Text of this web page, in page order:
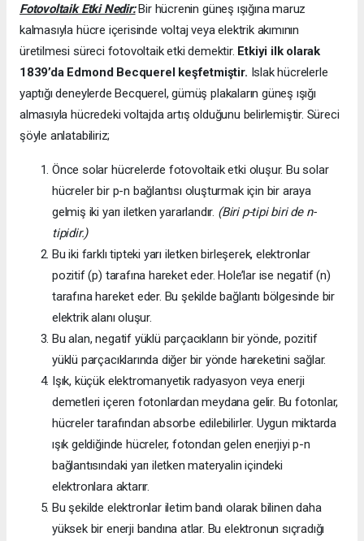
Fotovoltaik Etki Nedir:Bir hücrenin güneş ışığına maruz
kalmasıyla hücre içerisinde voltaj veya elektrik akımının
üretilmesi süreci fotovoltaik etki demektir. Etkiyi ilk olarak
1839’da Edmond Becquerel keşfetmiştir. Islak hücrelerle
yaptığı deneylerde Becquerel, gümüş plakaların güneş ışığı
almasıyla hücredeki voltajda artış olduğunu belirlemiştir. Süreci
şöyle anlatabiliriz;
Önce solar hücrelerde fotovoltaik etki oluşur. Bu solar
hücreler bir p-n bağlantısı oluşturmak için bir araya
gelmiş iki yarı iletken yararlandır. (Biri p-tipi biri de n-
tipidir.)
Bu iki farklı tipteki yarı iletken birleşerek, elektronlar
pozitif (p) tarafına hareket eder. Hole’lar ise negatif (n)
tarafına hareket eder. Bu şekilde bağlantı bölgesinde bir
elektrik alanı oluşur.
Bu alan, negatif yüklü parçacıkların bir yönde, pozitif
yüklü parçacıklarında diğer bir yönde hareketini sağlar.
Işık, küçük elektromanyetik radyasyon veya enerji
demetleri içeren fotonlardan meydana gelir. Bu fotonlar,
hücreler tarafından absorbe edilebilirler. Uygun miktarda
ışık geldiğinde hücreler, fotondan gelen enerjiyi p-n
bağlantısındaki yarı iletken materyalin içindeki
elektronlara aktarır.
Bu şekilde elektronlar iletim bandı olarak bilinen daha
yüksek bir enerji bandına atlar. Bu elektronun sıçradığı